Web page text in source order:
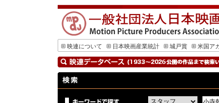
映連について 日本映画産業統計 城戸賞 米国ア